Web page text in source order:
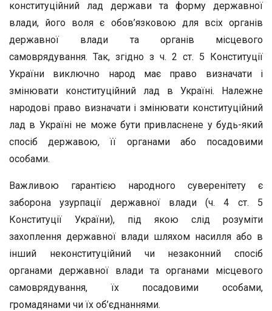
конституційний лад держави та форму державної
влади, його воля є обов’язковою для всіх органів
державної влади та органів місцевого
самоврядування. Так, згідно з ч. 2 ст. 5 Конституції
України виключно народ має право визначати і
змінювати конституційний лад в Україні. Належне
народові право визначати і змінювати конституційний
лад в Україні не може бути привласнене у будь-який
спосіб державою, її органами або посадовими
особами.
Важливою гарантією народного суверенітету є
заборона узурпації державної влади (ч. 4 ст. 5
Конституції України), під якою слід розуміти
захоплення державної влади шляхом насилля або в
інший неконституційний чи незаконний спосіб
органами державної влади та органами місцевого
самоврядування, їх посадовими особами,
громадянами чи їх об’єднаннями.